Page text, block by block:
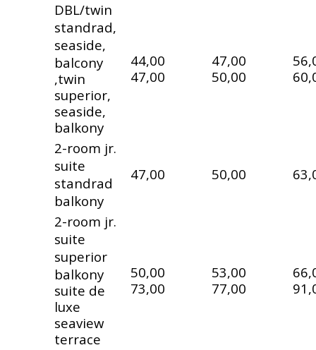
DBL/twin
standrad,
seaside,
balcony
,twin
superior,
seaside,
balkony
44,00
47,00
47,00
50,00
2-room jr.
suite
standrad
balkony
47,00 50,00
2-room jr.
suite
superior
balkony
suite de
luxe
seaview
terrace
50,00
73,00
53,00
77,00